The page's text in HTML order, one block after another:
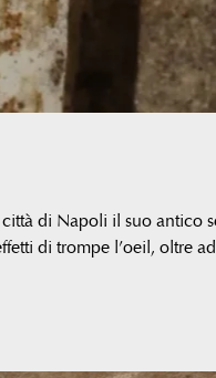
di Napoli il suo antico
di trompe l’oeil, oltre